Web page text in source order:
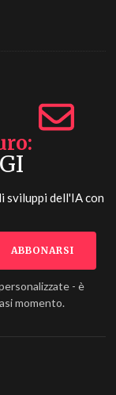
sviluppi dell'IA con
- è
momento.